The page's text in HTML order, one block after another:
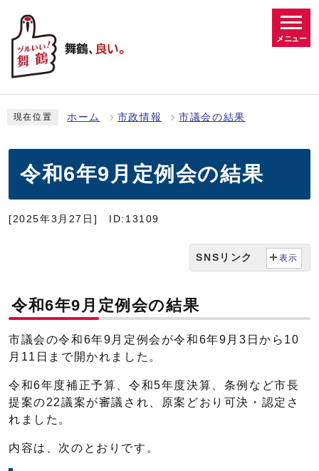
メニュー
現在位置 ホーム 市政情報 市議会の結果
令和6年9月定例会の結果
[2025年3月27日] ID:13109
SNSリンク 表示
令和6年9月定例会の結果
市議会の令和6年9月定例会が令和6年9月3日から10
月11日まで開かれました。
令和6年度補正予算、令和5年度決算、条例など市長
提案の22議案が審議され、原案どおり可決・認定さ
れました。
内容は、次のとおりです。